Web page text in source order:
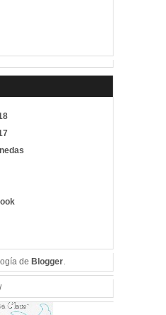
de Blogger